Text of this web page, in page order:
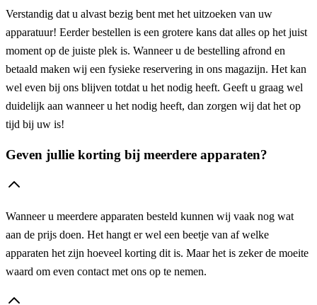
Verstandig dat u alvast bezig bent met het uitzoeken van uw
apparatuur! Eerder bestellen is een grotere kans dat alles op het juist
moment op de juiste plek is. Wanneer u de bestelling afrond en
betaald maken wij een fysieke reservering in ons magazijn. Het kan
wel even bij ons blijven totdat u het nodig heeft. Geeft u graag wel
duidelijk aan wanneer u het nodig heeft, dan zorgen wij dat het op
tijd bij uw is!
Geven jullie korting bij meerdere apparaten?
Wanneer u meerdere apparaten besteld kunnen wij vaak nog wat
aan de prijs doen. Het hangt er wel een beetje van af welke
apparaten het zijn hoeveel korting dit is. Maar het is zeker de moeite
waard om even contact met ons op te nemen.